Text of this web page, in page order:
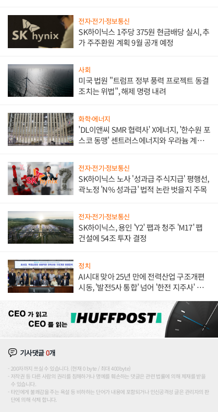
전자·전기·정보통신
SK하이닉스 1주당 375원 현금배당 실시, 추
가 주주환원 계획 9월 공개 예정
사회
미국 법원 "트럼프 정부 풍력 프로젝트 동결
조치는 위법", 해제 명령 내려
화학·에너지
'DL이앤씨 SMR 협력사' X에너지, '한수원 포
스코 동맹' 센트러스에너지와 우라늄 계약
전자·전기·정보통신
SK하이닉스 노사 '성과급 주식지급' 평행선,
곽노정 'N% 성과급' 법적 논란 벗을지 주목
전자·전기·정보통신
SK하이닉스, 용인 'Y2' 팹과 청주 'M17' 팹
건설에 54조 투자 결정
정치
AI시대 맞아 25년 만에 전력산업 구조개편
시동, '발전5사 통합' 넘어 '한전 지주사' 재편
기사댓글0개
200자까지 쓰실 수 있습니다. (현재 0 byte / 최대 400byte)
저작권 등 다른 사람의 권리를 침해하거나 명예를 훼손하는 댓글은 관련 법률에 의해 제재를 받을
수 있습니다.
타인에게 불쾌감을 주는 욕설 등 비하하는 단어가 내용에 포함되거나 인신공격성 글은 관리자의 판
단에 의해 삭제 합니다.